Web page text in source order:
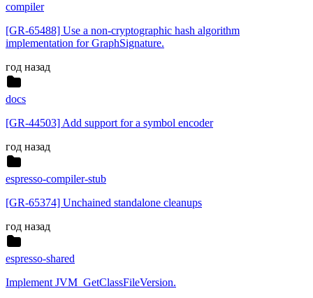
compiler
[GR-65488] Use a non-cryptographic hash algorithm
implementation for GraphSignature.
год назад
docs
[GR-44503] Add support for a symbol encoder
год назад
espresso-compiler-stub
[GR-65374] Unchained standalone cleanups
год назад
espresso-shared
Implement JVM_GetClassFileVersion.